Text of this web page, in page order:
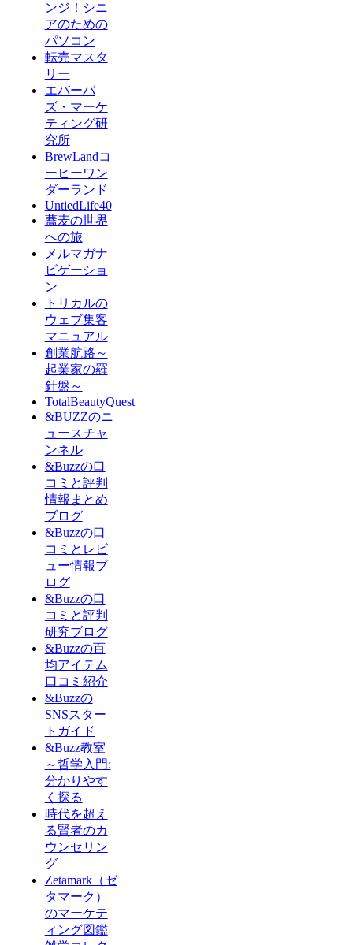
ンジ！シニ
アのための
パソコン
転売マスタ
リー
エバーバ
ズ・マーケ
ティング研
究所
BrewLandコ
ーヒーワン
ダーランド
UntiedLife40
蕎麦の世界
への旅
メルマガナ
ビゲーショ
ン
トリカルの
ウェブ集客
マニュアル
創業航路～
起業家の羅
針盤～
TotalBeautyQuest
&BUZZのニ
ュースチャ
ンネル
&Buzzの口
コミと評判
情報まとめ
ブログ
&Buzzの口
コミとレビ
ュー情報ブ
ログ
&Buzzの口
コミと評判
研究ブログ
&Buzzの百
均アイテム
口コミ紹介
&Buzzの
SNSスター
トガイド
&Buzz教室
～哲学入門:
分かりやす
く探る
時代を超え
る賢者のカ
ウンセリン
グ
Zetamark（ゼ
タマーク）
のマーケテ
ィング図鑑